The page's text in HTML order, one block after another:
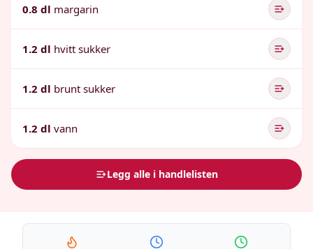
0.8 dl margarin
1.2 dl hvitt sukker
1.2 dl brunt sukker
1.2 dl vann
Legg alle i handlelisten